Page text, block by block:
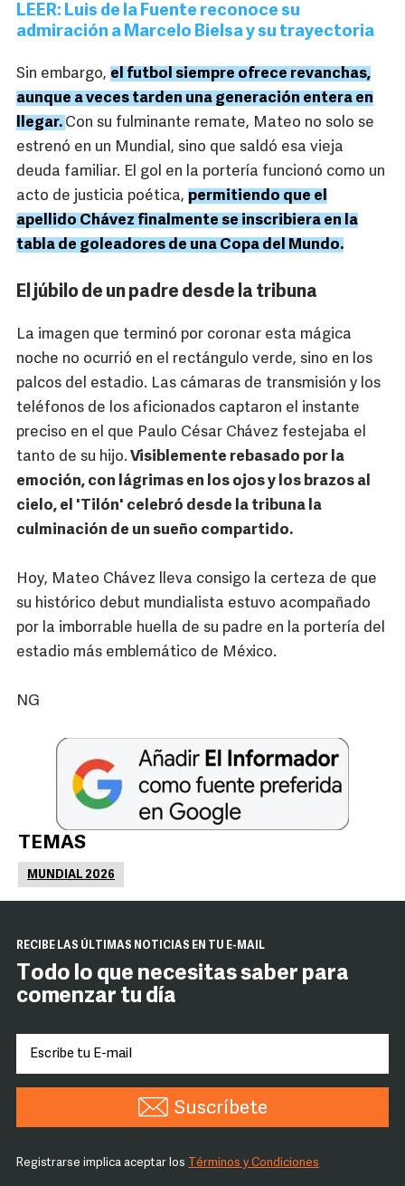
LEER: Luis de la Fuente reconoce su
admiración a Marcelo Bielsa y su trayectoria
Sin embargo, el futbol siempre ofrece revanchas,
aunque a veces tarden una generación entera en
llegar. Con su fulminante remate, Mateo no solo se
estrenó en un Mundial, sino que saldó esa vieja
deuda familiar. El gol en la portería funcionó como un
acto de justicia poética, permitiendo que el
apellido Chávez finalmente se inscribiera en la
tabla de goleadores de una Copa del Mundo.
El júbilo de un padre desde la tribuna
La imagen que terminó por coronar esta mágica
noche no ocurrió en el rectángulo verde, sino en los
palcos del estadio. Las cámaras de transmisión y los
teléfonos de los aficionados captaron el instante
preciso en el que Paulo César Chávez festejaba el
tanto de su hijo. Visiblemente rebasado por la
emoción, con lágrimas en los ojos y los brazos al
cielo, el 'Tilón' celebró desde la tribuna la
culminación de un sueño compartido.
Hoy, Mateo Chávez lleva consigo la certeza de que
su histórico debut mundialista estuvo acompañado
por la imborrable huella de su padre en la portería del
estadio más emblemático de México.
NG
TEMAS
MUNDIAL 2026
RECIBE LAS ÚLTIMAS NOTICIAS EN TU E-MAIL
Todo lo que necesitas saber para
comenzar tu día
Suscríbete
Registrarse implica aceptar los Términos y Condiciones